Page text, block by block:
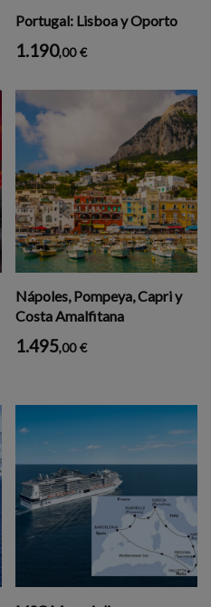
Portugal: Lisboa y Oporto
1.190,00 €
Nápoles, Pompeya, Capri y
Costa Amalfitana
1.495,00 €